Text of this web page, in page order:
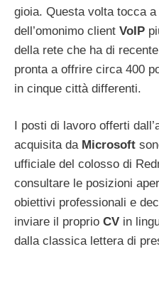
gioia. Questa volta tocca a
dell’omonimo client VoIP
della rete che ha di
pronta a offrire circa 400
in cinque città differenti.
I posti di lavoro offerti
acquisita da Microsoft
ufficiale del colosso di
consultare le posizioni
obiettivi professionali e
inviare il proprio CV in
dalla classica lettera di